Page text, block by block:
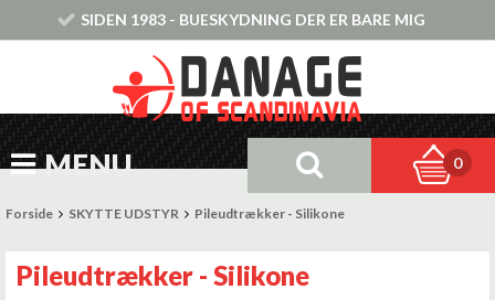
SIDEN 1983 - BUESKYDNING DER ER BARE MIG
MENU 0
Forside SKYTTE UDSTYR Pileudtrækker - Silikone
Pileudtrækker - Silikone